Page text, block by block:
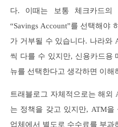
다. 이때는 보통 체크카드의
“Savings Account”를 선택해야
가 거부될 수 있습니다. 나라와
씩 다를 수 있지만, 신용카드용
뉴를 선택한다고 생각하면 이해
트래블로그 자체적으로는 해외
는 정책을 갖고 있지만, ATM을
업체에서 별도로 수수료를 부